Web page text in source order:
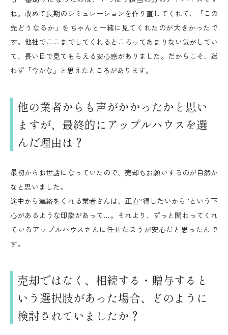
ね。改めて長期のシミュレーションを作り直してくれて、「この
先どうなるか」をちゃんと一緒に見てくれたのが大きかったで
す。他社でここまでしてくれるところってあまりない気がしてい
て、長い目で見てもらえる安心感がありました。だからこそ、迷
わず「今かな」と思えたところがあります。
他の業者からも声がかかったかと思い
ますが、最終的にアップルハウスを選
んだ理由は？
最初からお世話になっていたので、売却もお願いするのが自然か
なと思いました。
途中から連絡をくれる業者さんは、正直“得したいから”という下
心があるような印象があって…。それより、ずっと関わってくれ
ているアップルハウスさんに任せたほうが安心だと思ったんで
す。
売却ではなく、相続する・贈与すると
いう選択肢があった場合、どのように
検討されていましたか？